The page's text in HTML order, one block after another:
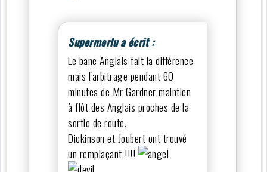
Supermerlu a écrit :
Le banc Anglais fait la différence
mais l'arbitrage pendant 60
minutes de Mr Gardner maintien
à flôt des Anglais proches de la
sortie de route.
Dickinson et Joubert ont trouvé
un remplaçant !!!!